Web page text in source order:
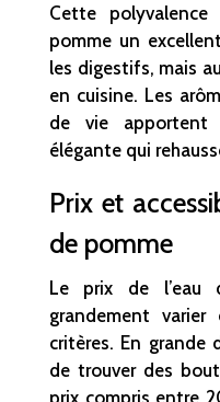
Cette
pomme un
les digestifs, mais
en cuisine. Les
de vie apportent
élégante qui
Prix et
de pomme
Le prix de l’eau
grandement
critères. En grande
de trouver des
prix compris entre